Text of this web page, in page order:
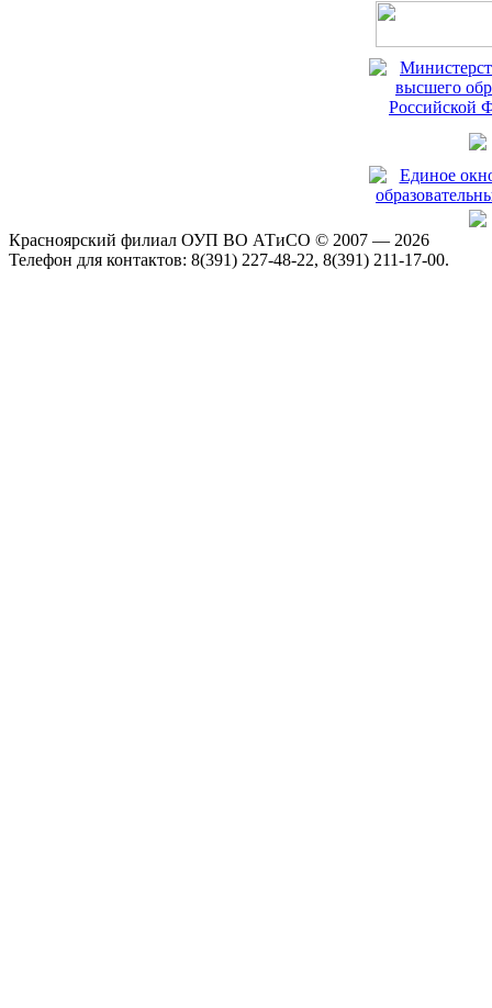
Красноярский филиал ОУП ВО АТиСО © 2007 — 2026
Телефон для контактов: 8(391) 227-48-22, 8(391) 211-17-00.